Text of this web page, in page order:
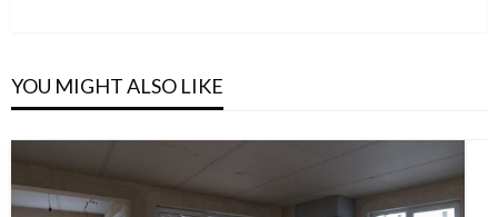
YOU MIGHT ALSO LIKE